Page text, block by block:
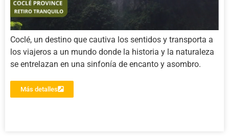
Coclé, un destino que cautiva los sentidos y transporta a
los viajeros a un mundo donde la historia y la naturaleza
se entrelazan en una sinfonía de encanto y asombro.
Más detalles